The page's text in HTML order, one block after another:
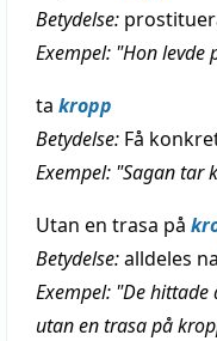
Betydelse:
Exempel: "Hon
ta kropp
Betydelse: Få
Exempel: "Sagan tar
Utan en trasa på
Betydelse:alldeles
Exempel: "De
utan en trasa på